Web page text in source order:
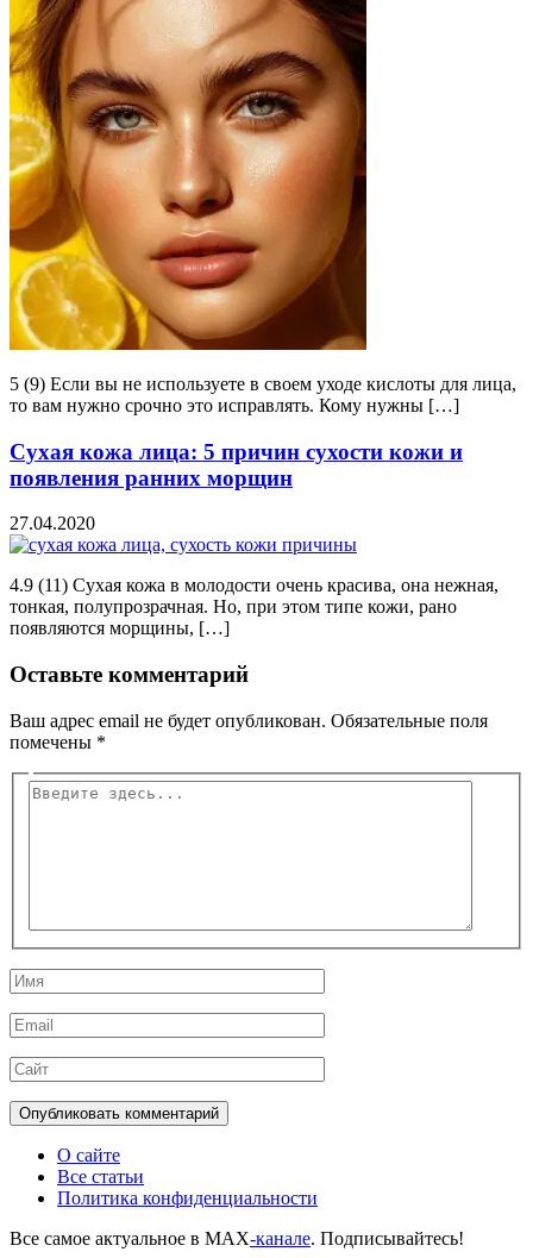
5 (9) Если вы не используете в своем уходе кислоты для лица,
то вам нужно срочно это исправлять. Кому нужны […]
Сухая кожа лица: 5 причин сухости кожи и
появления ранних морщин
27.04.2020
4.9 (11) Сухая кожа в молодости очень красива, она нежная,
тонкая, полупрозрачная. Но, при этом типе кожи, рано
появляются морщины, […]
Оставьте комментарий
Ваш адрес email не будет опубликован. Обязательные поля
помечены *
Введите
Имя
Email
Сайт
О сайте
Все статьи
Политика конфиденциальности
Все самое актуальное в MAX-канале. Подписывайтесь!